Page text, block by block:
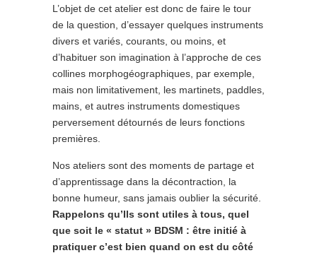
L’objet de cet atelier est donc de faire le tour
de la question, d’essayer quelques instruments
divers et variés, courants, ou moins, et
d’habituer son imagination à l’approche de ces
collines morphogéographiques, par exemple,
mais non limitativement, les martinets, paddles,
mains, et autres instruments domestiques
perversement détournés de leurs fonctions
premières.
Nos ateliers sont des moments de partage et
d’apprentissage dans la décontraction, la
bonne humeur, sans jamais oublier la sécurité.
Rappelons qu’Ils sont utiles à tous, quel
que soit le « statut » BDSM : être initié à
pratiquer c’est bien quand on est du côté